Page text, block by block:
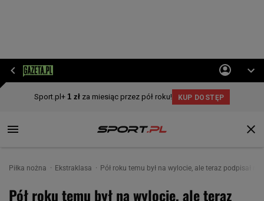
Piłka nożna Ekstraklasa Pół roku temu był na wylocie, ale teraz podpisał
Pół roku temu był na wylocie, ale teraz